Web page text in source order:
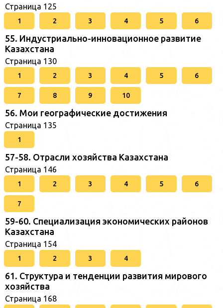
Страница 125
1 2 3 4 5 6
55. Индустриально-инновационное развитие
Казахстана
Страница 130
1 2 3 4 5 6
7 8 9 10
56. Мои географические достижения
Страница 135
1
57-58. Отрасли хозяйства Казахстана
Страница 146
1 2 3 4 5 6
7
59-60. Специализация экономических районов
Казахстана
Страница 154
1 2 3 4
61. Структура и тенденции развития мирового
хозяйства
Страница 168